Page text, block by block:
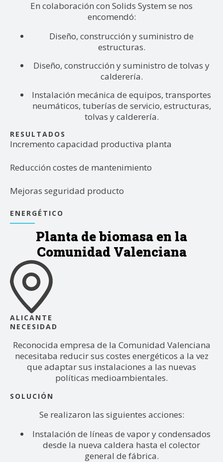
En colaboración con Solids System se nos
encomendó:
Diseño, construcción y suministro de
estructuras.
Diseño, construcción y suministro de tolvas y
calderería.
Instalación mecánica de equipos, transportes
neumáticos, tuberías de servicio, estructuras,
tolvas y calderería.
RESULTADOS
Incremento capacidad productiva planta
Reducción costes de mantenimiento
Mejoras seguridad producto
ENERGÉTICO
Planta de biomasa en la
Comunidad Valenciana
ALICANTE
NECESIDAD
Reconocida empresa de la Comunidad Valenciana
necesitaba reducir sus costes energéticos a la vez
que adaptar sus instalaciones a las nuevas
políticas medioambientales.
SOLUCIÓN
Se realizaron las siguientes acciones:
Instalación de líneas de vapor y condensados
desde la nueva caldera hasta el colector
general de fábrica.